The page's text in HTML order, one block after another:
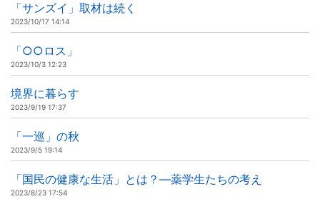
「サンズイ」取材は続く
2023/10/17 14:14
「○○ロス」
2023/10/3 12:23
境界に暮らす
2023/9/19 17:37
「一巡」の秋
2023/9/5 19:14
「国民の健康な生活」とは？―薬学生たちの考え
2023/8/23 17:54